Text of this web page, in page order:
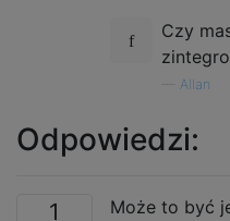
Czy
Allan
Odpowiedzi:
1
Może to być